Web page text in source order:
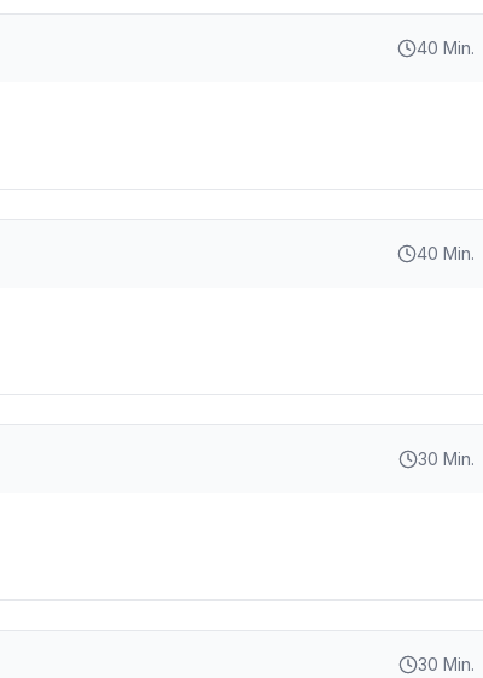
40 Min.
40 Min.
30 Min.
30 Min.